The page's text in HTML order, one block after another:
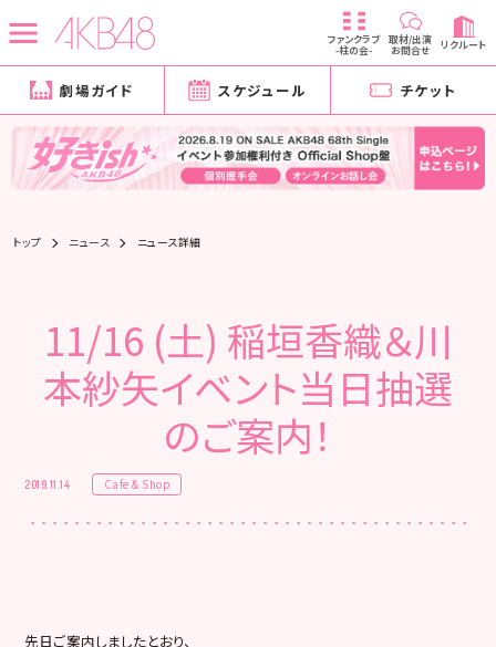
ファンクラブ
-柱の会-
取材/出演
お問合せ リクルート
劇場ガイド スケジュール チケット
トップ ニュース ニュース詳細
11/16 (土) 稲垣香織＆川
本紗矢イベント当日抽選
のご案内！
2019.11.14 Cafe & Shop
先日ご案内しましたとおり、